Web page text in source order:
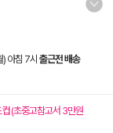
) 아침 7시 출근전 배송
(초중고참고서 3만원